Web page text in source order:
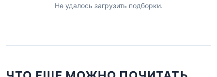
Не удалось загрузить подборки.